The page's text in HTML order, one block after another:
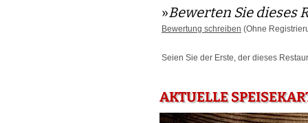
»Bewerten Sie dieses
Bewertung schreiben (Ohne
Seien Sie der Erste, der dieses
AKTUELLE